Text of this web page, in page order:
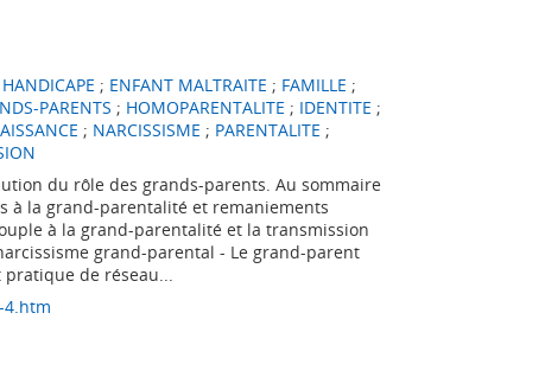
; ENFANT MALTRAITE ; FAMILLE ;
PARENTS ; HOMOPARENTALITE ; IDENTITE ;
; NARCISSISME ; PARENTALITE ;
du rôle des grands-parents. Au sommaire
à la grand-parentalité et remaniements
à la grand-parentalité et la transmission
grand-parental - Le grand-parent
de réseau...